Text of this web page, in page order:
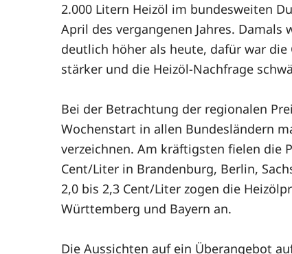
2.000 Litern Heizöl im bundesweiten
April des vergangenen Jahres. Damals
deutlich höher als heute, dafür war die
stärker und die Heizöl-Nachfrage
Bei der Betrachtung der regionalen
Wochenstart in allen Bundesländern
verzeichnen. Am kräftigsten fielen die
Cent/Liter in Brandenburg, Berlin,
2,0 bis 2,3 Cent/Liter zogen die
Württemberg und Bayern an.
Die Aussichten auf ein Überangebot